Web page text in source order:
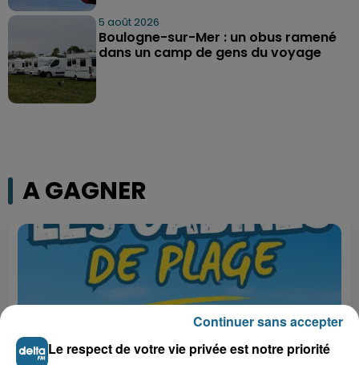
5 août 2026
Boulogne-sur-Mer : un obus ramené
dans un camp de gens du voyage
A GAGNER
Le respect de votre vie privée est notre priorité
Continuer sans accepter